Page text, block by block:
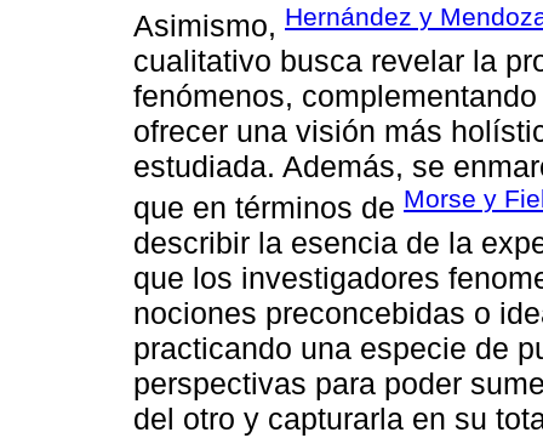
Asimismo, Hernández y
cualitativo busca revelar la
fenómenos,
ofrecer una visión más
estudiada. Además, se
que en términos de Morse y
describir la esencia de la
que los investigadores
nociones preconcebidas o
practicando una especie de
perspectivas para poder
del otro y capturarla en su